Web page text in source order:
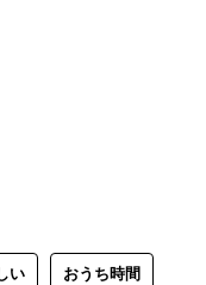
い おうち時間